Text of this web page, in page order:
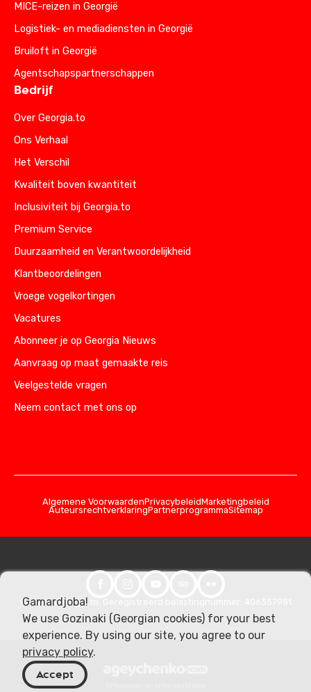
MICE-reizen in Georgië
Logistiek- en mediadiensten in Georgië
Bruiloft in Georgië
Agentschapspartnerschappen
Bedrijf
Over Georgia.to
Ons Verhaal
Het Verschil
Kwaliteit boven kwantiteit
Inclusiviteit bij Georgia.to
Premium Service
Duurzaamheid en Verantwoordelijkheid
Klantbeoordelingen
Vroege vogelkortingen
Vacatures
Abonneer je op Georgia Nieuws
Aanvraag op maat gemaakte reis
Veelgestelde vragen
Neem contact met ons op
Algemene VoorwaardenPrivacybeleidMarketingbeleid
AuteursrechtverklaringPartnerprogrammaSitemap
© 2026 Georgia.to. Geregistreerd belastingnummer: 406357981
Gamardjoba!
We use Gozinaki (Georgian cookies) for your best
experience. By using our site, you agree to our
privacy policy.
Accept